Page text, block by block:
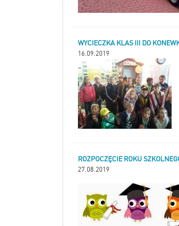
WYCIECZKA KLAS III DO
16.09.2019
ROZPOCZĘCIE ROKU
27.08.2019